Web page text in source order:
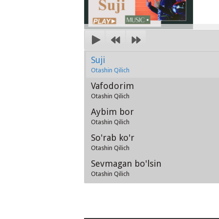
Suji
Otashin Qilich
Vafodorim
Otashin Qilich
Aybim bor
Otashin Qilich
So'rab ko'r
Otashin Qilich
Sevmagan bo'lsin
Otashin Qilich